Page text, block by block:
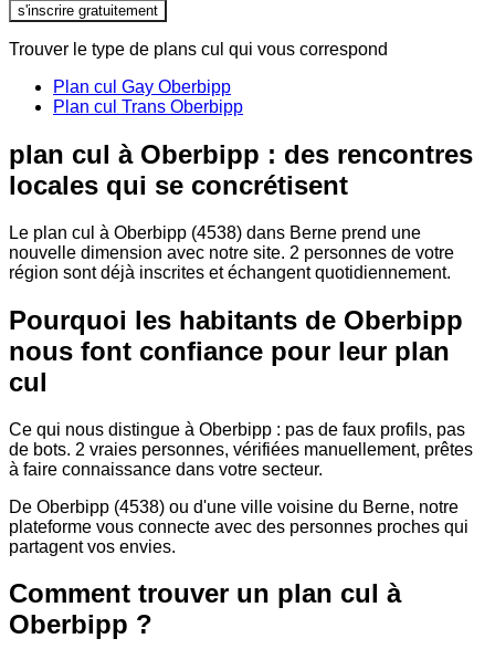
s'inscrire gratuitement
Trouver le type de plans cul qui vous correspond
Plan cul Gay Oberbipp
Plan cul Trans Oberbipp
plan cul à Oberbipp : des rencontres
locales qui se concrétisent
Le plan cul à Oberbipp (4538) dans Berne prend une
nouvelle dimension avec notre site. 2 personnes de votre
région sont déjà inscrites et échangent quotidiennement.
Pourquoi les habitants de Oberbipp
nous font confiance pour leur plan
cul
Ce qui nous distingue à Oberbipp : pas de faux profils, pas
de bots. 2 vraies personnes, vérifiées manuellement, prêtes
à faire connaissance dans votre secteur.
De Oberbipp (4538) ou d'une ville voisine du Berne, notre
plateforme vous connecte avec des personnes proches qui
partagent vos envies.
Comment trouver un plan cul à
Oberbipp ?